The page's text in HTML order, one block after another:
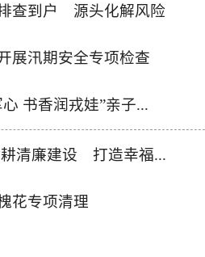
查到户 源头化解风险
展汛期安全专项检查
书香润戎娃”亲子...
清廉建设 打造幸福...
花专项清理